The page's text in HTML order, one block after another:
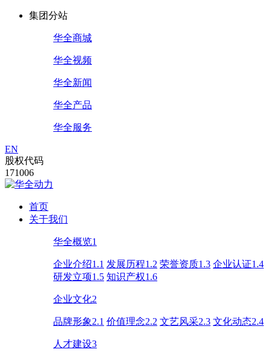
集团分站
华全商城
华全视频
华全新闻
华全产品
华全服务
EN
股权代码
171006
首页
关于我们
华全概览1
企业介绍1.1 发展历程1.2 荣誉资质1.3 企业认证1.4
研发立项1.5 知识产权1.6
企业文化2
品牌形象2.1 价值理念2.2 文艺风采2.3 文化动态2.4
人才建设3